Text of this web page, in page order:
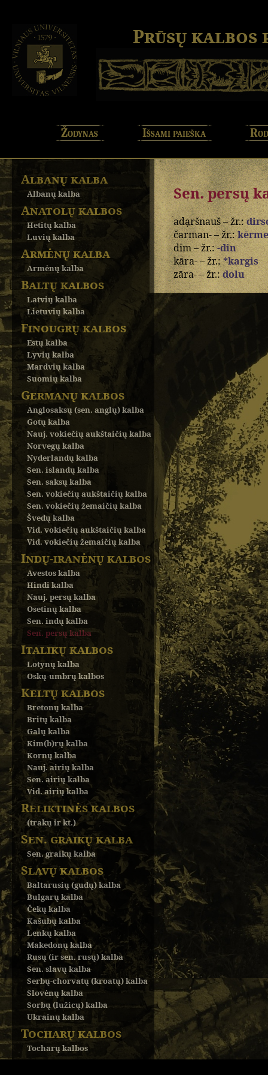
Prūsų kalbos
Žodynas Išsami paieška
Albanų kalba
Albanų kalba
Anatolų kalbos
Hetitų kalba
Luvių kalba
Armėnų kalba
Armėnų kalba
Baltų kalbos
Latvių kalba
Lietuvių kalba
Finougrų kalbos
Estų kalba
Lyvių kalba
Mardvių kalba
Suomių kalba
Germanų kalbos
Anglosaksų (sen. anglų) kalba
Gotų kalba
Nauj. vokiečių aukštaičių kalba
Norvegų kalba
Nyderlandų kalba
Sen. islandų kalba
Sen. saksų kalba
Sen. vokiečių aukštaičių kalba
Sen. vokiečių žemaičių kalba
Švedų kalba
Vid. vokiečių aukštaičių kalba
Vid. vokiečių žemaičių kalba
Indų-iranėnų kalbos
Avestos kalba
Hindi kalba
Nauj. persų kalba
Osetinų kalba
Sen. indų kalba
Sen. persų kalba
Italikų kalbos
Lotynų kalba
Oskų-umbrų kalbos
Keltų kalbos
Bretonų kalba
Britų kalba
Galų kalba
Kim(b)rų kalba
Kornų kalba
Nauj. airių kalba
Sen. airių kalba
Vid. airių kalba
Reliktinės kalbos
(trakų ir kt.)
Sen. graikų kalba
Sen. graikų kalba
Slavų kalbos
Baltarusių (gudų) kalba
Bulgarų kalba
Čekų kalba
Kašubų kalba
Lenkų kalba
Makedonų kalba
Rusų (ir sen. rusų) kalba
Sen. slavų kalba
Serbų-chorvatų (kroatų) kalba
Slovėnų kalba
Sorbų (lužicų) kalba
Ukrainų kalba
Tocharų kalbos
Tocharų kalbos
Sen. persų
adạršnauš – žr.:
čarman- – žr.:
dim – žr.:-din
kāra- – žr.:*kargis
zāra- – žr.:dolu